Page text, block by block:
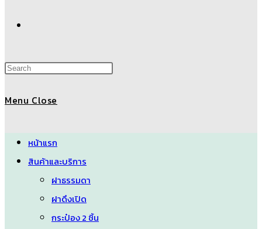
website
Menu Close
หน้าแรก
สินค้าและบริการ
ฝาธรรมดา
ฝาดึงเปิด
กระป๋อง 2 ชิ้น